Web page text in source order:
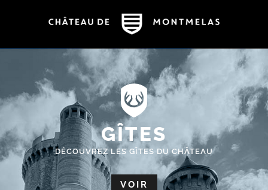
GÎTES
DÉCOUVREZ LES GÎTES DU CHÂTEAU
VOIR